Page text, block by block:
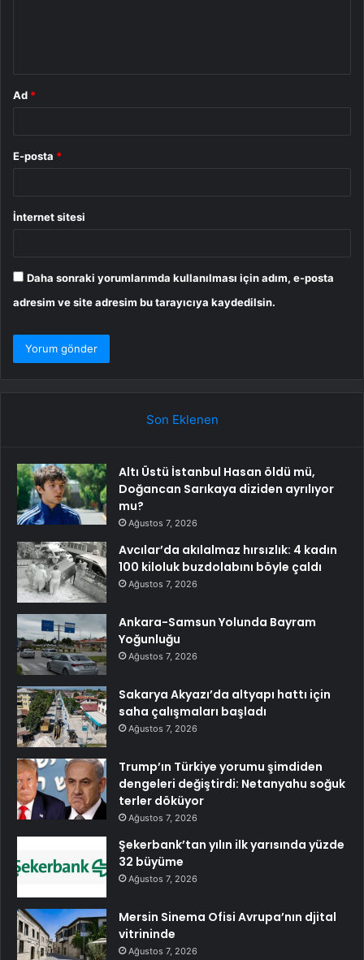
Ad *
E-posta *
İnternet sitesi
Daha sonraki yorumlarımda kullanılması için adım, e-posta
adresim ve site adresim bu tarayıcıya kaydedilsin.
Son Eklenen
Altı Üstü İstanbul Hasan öldü mü,
Doğancan Sarıkaya diziden ayrılıyor
mu?
Ağustos 7, 2026
Avcılar’da akılalmaz hırsızlık: 4 kadın
100 kiloluk buzdolabını böyle çaldı
Ağustos 7, 2026
Ankara-Samsun Yolunda Bayram
Yoğunluğu
Ağustos 7, 2026
Sakarya Akyazı’da altyapı hattı için
saha çalışmaları başladı
Ağustos 7, 2026
Trump’ın Türkiye yorumu şimdiden
dengeleri değiştirdi: Netanyahu soğuk
terler döküyor
Ağustos 7, 2026
Şekerbank’tan yılın ilk yarısında yüzde
32 büyüme
Ağustos 7, 2026
Mersin Sinema Ofisi Avrupa’nın djital
vitrininde
Ağustos 7, 2026